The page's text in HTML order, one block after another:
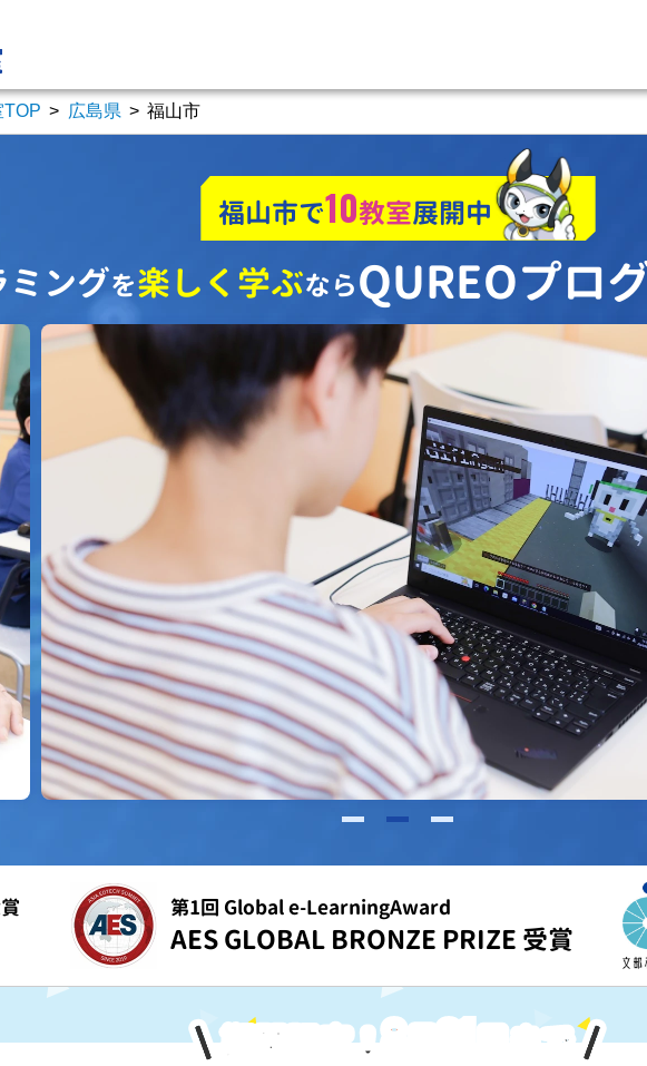
TOP > 広島県 > 福山市
福山市で10教室展開中
ミングを楽しく学ぶならQUREOプロ
第1回 Global e-LearningAward
AES GLOBAL BRONZE PRIZE 受賞
期間限定！8 31 まで